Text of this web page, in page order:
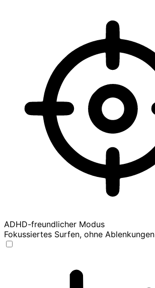
ADHD-freundlicher Modus
Fokussiertes Surfen, ohne Ablenkungen